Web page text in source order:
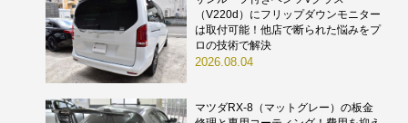
（V220d）にフリップダウンモニター
は取付可能！他店で断られた悩みをプ
ロの技術で解決
2026.08.04
マツダRX-8（マットグレー）の板金